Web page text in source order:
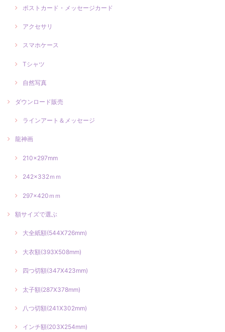
ポストカード・メッセージカード
アクセサリ
スマホケース
Tシャツ
自然写真
ダウンロード販売
ラインアート＆メッセージ
龍神画
210×297mm
242×332ｍｍ
297×420ｍｍ
額サイズで選ぶ
大全紙額(544X726mm)
大衣額(393X508mm)
四つ切額(347X423mm)
太子額(287X378mm)
八つ切額(241X302mm)
インチ額(203X254mm)